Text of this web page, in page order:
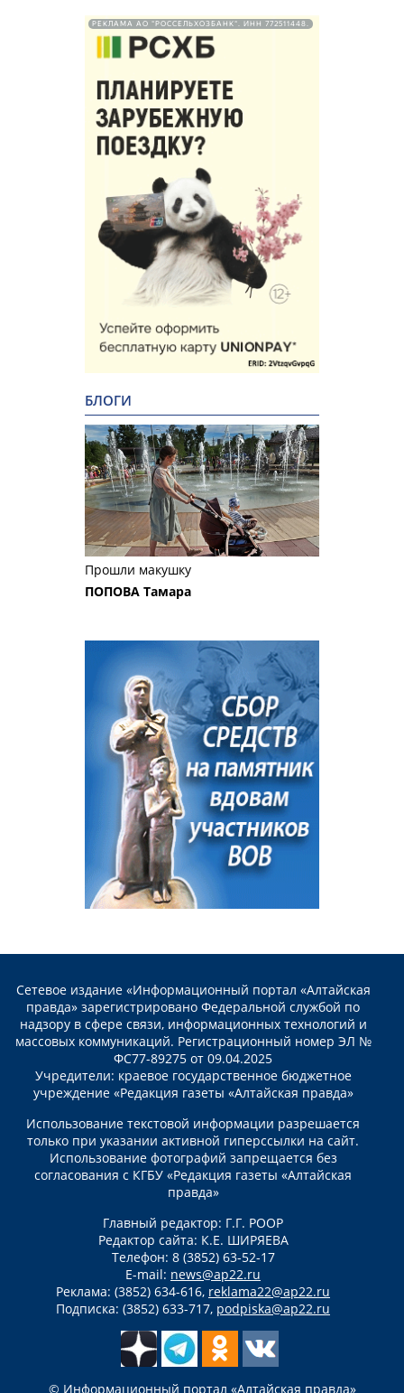
РЕКЛАМА АО "РОССЕЛЬХОЗБАНК". ИНН 772511448.
БЛОГИ
Прошли макушку
ПОПОВА Тамара
Сетевое издание «Информационный портал «Алтайская
правда» зарегистрировано Федеральной службой по
надзору в сфере связи, информационных технологий и
массовых коммуникаций. Регистрационный номер ЭЛ №
ФС77-89275 от 09.04.2025
Учредители: краевое государственное бюджетное
учреждение «Редакция газеты «Алтайская правда»
Использование текстовой информации разрешается
только при указании активной гиперссылки на сайт.
Использование фотографий запрещается без
согласования с КГБУ «Редакция газеты «Алтайская
правда»
Главный редактор: Г.Г. РООР
Редактор сайта: К.Е. ШИРЯЕВА
Телефон: 8 (3852) 63-52-17
E-mail: news@ap22.ru
Реклама: (3852) 634-616, reklama22@ap22.ru
Подписка: (3852) 633-717, podpiska@ap22.ru
© Информационный портал «Алтайская правда»